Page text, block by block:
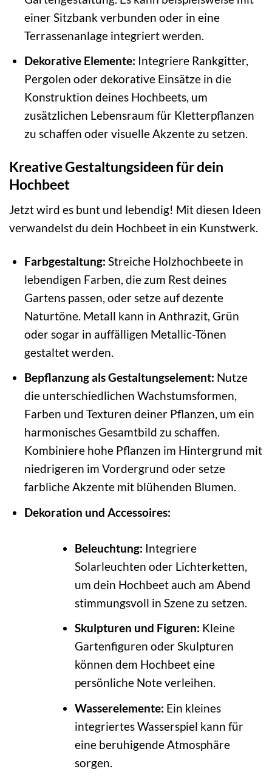
einer Sitzbank verbunden oder in eine
Terrassenanlage integriert werden.
Dekorative Elemente: Integriere Rankgitter,
Pergolen oder dekorative Einsätze in die
Konstruktion deines Hochbeets, um
zusätzlichen Lebensraum für Kletterpflanzen
zu schaffen oder visuelle Akzente zu setzen.
Kreative Gestaltungsideen für dein
Hochbeet
Jetzt wird es bunt und lebendig! Mit diesen Ideen
verwandelst du dein Hochbeet in ein Kunstwerk.
Farbgestaltung: Streiche Holzhochbeete in
lebendigen Farben, die zum Rest deines
Gartens passen, oder setze auf dezente
Naturtöne. Metall kann in Anthrazit, Grün
oder sogar in auffälligen Metallic-Tönen
gestaltet werden.
Bepflanzung als Gestaltungselement: Nutze
die unterschiedlichen Wachstumsformen,
Farben und Texturen deiner Pflanzen, um ein
harmonisches Gesamtbild zu schaffen.
Kombiniere hohe Pflanzen im Hintergrund mit
niedrigeren im Vordergrund oder setze
farbliche Akzente mit blühenden Blumen.
Dekoration und Accessoires:
Beleuchtung: Integriere
Solarleuchten oder Lichterketten,
um dein Hochbeet auch am Abend
stimmungsvoll in Szene zu setzen.
Skulpturen und Figuren: Kleine
Gartenfiguren oder Skulpturen
können dem Hochbeet eine
persönliche Note verleihen.
Wasserelemente: Ein kleines
integriertes Wasserspiel kann für
eine beruhigende Atmosphäre
sorgen.